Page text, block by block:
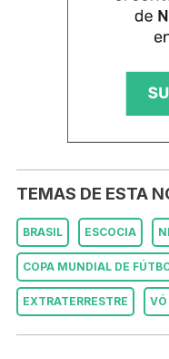
TEMAS DE ESTA
BRASIL ESCOCIA
COPA MUNDIAL DE
EXTRATERRESTRE